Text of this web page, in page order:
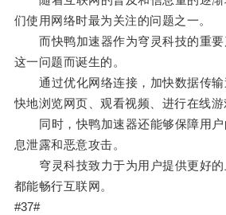
们使用网络时最为关注的问题之一。
而快鸭加速器作为穹灵科技的重要
这一问题而诞生的。
通过优化网络连接，加快数据传输
快地浏览网页、观看视频、进行在线游
同时，快鸭加速器还能够保障用户
息泄露和恶意攻击。
穹灵科技致力于为用户提供更好的
都能畅行互联网。
#37#